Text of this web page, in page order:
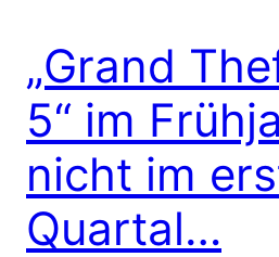
„Grand
5“ im
nicht im
Quartal…